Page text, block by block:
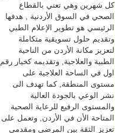
كل شهرين وهي تعني بالقطاع
الصحي في السوق الأردنية , هدفها
الرئيسي هو تطوير الإعلام الطبي
وتقديم حلول تسويقية متكاملة
لتعزيز مكانة الأردن من الناحية
الطبية والعلاجية, وتقديمه كخيار رقم
اول في الساحة العلاجية على
مستوى المنطقة, كما تهدف الى
نشر الوعي بالجودة العالية
والمستوى الرفيع للرعاية الصحية
المتاحة الأن في الأردن, وتعمل على
تعزيز الثقة بين المرضى ومقدمي